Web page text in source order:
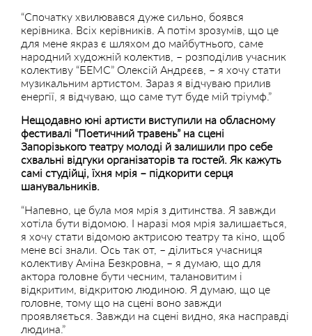
“Спочатку хвилювався дуже сильно, боявся
керівника. Всіх керівників. А потім зрозумів, що це
для мене якраз є шляхом до майбутнього, саме
народний художній колектив, – розподілив учасник
колективу “БЕМС” Олексій Андрєєв, – я хочу стати
музикальним артистом. Зараз я відчуваю прилив
енергії, я відчуваю, що саме тут буде мій тріумф.”
Нещодавно юні артисти виступили на обласному
фестивалі “Поетичний травень” на сцені
Запорізького театру молоді й залишили про себе
схвальні відгуки організаторів та гостей. Як кажуть
самі студійці, їхня мрія – підкорити серця
шанувальників.
“Напевно, це була моя мрія з дитинства. Я завжди
хотіла бути відомою. І наразі моя мрія залишається,
я хочу стати відомою актрисою театру та кіно, щоб
мене всі знали. Ось так от, – ділиться учасниця
колективу Аміна Безкровна, – я думаю, що для
актора головне бути чесним, талановитим і
відкритим, відкритою людиною. Я думаю, що це
головне, тому що на сцені воно завжди
проявляється. Завжди на сцені видно, яка насправді
людина.”